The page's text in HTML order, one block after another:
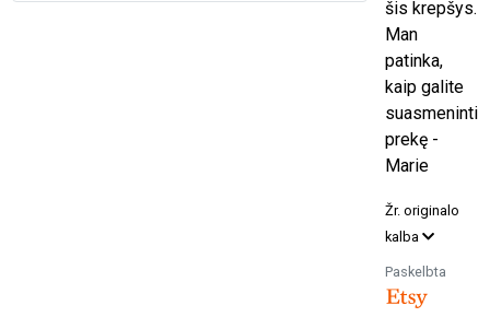
šis krepšys.
Man
patinka,
kaip galite
suasmeninti
prekę -
Marie
Žr. originalo
kalba
Paskelbta